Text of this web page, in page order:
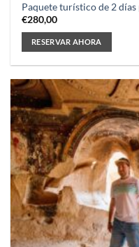
Paquete turístico de 2
€280,00
RESERVAR AHORA